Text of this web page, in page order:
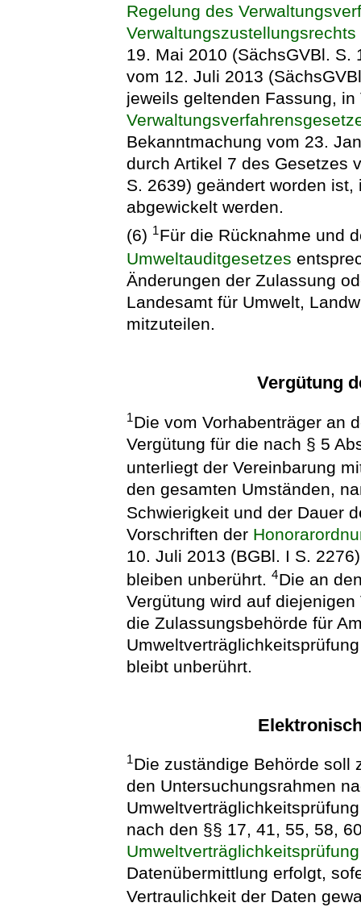
Regelung des
19. Mai 2010 (SächsGVBl. S.
vom 12. Juli 2013
jeweils geltenden Fassung,
Bekanntmachung vom 23.
durch Artikel 7 des Gesetzes
S. 2639) geändert worden
abgewickelt werden.
(6) 1Für die Rücknahme und
Umweltauditgesetzes
Änderungen der Zulassung
Landesamt für Umwelt,
mitzuteilen.
Vergütung
1Die vom Vorhabenträger an
Vergütung für die nach § 5
unterliegt der Vereinbarung
den gesamten Umständen,
Schwierigkeit und der Dauer
Vorschriften der
10. Juli 2013 (BGBl. I S.
bleiben unberührt.4Die an
Vergütung wird auf
die Zulassungsbehörde für
bleibt unberührt.
1Die zuständige Behörde soll
den Untersuchungsrahmen
nach den §§ 17, 41, 55, 58,
Umweltverträglichkeitsprüfung
Datenübermittlung erfolgt,
Vertraulichkeit der Daten